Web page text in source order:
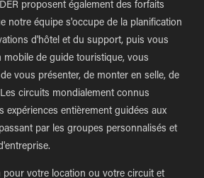
proposent également des forfaits
notre équipe s'occupe de la planification
d'hôtel et du support, puis vous
de guide touristique, vous
vous présenter, de monter en selle, de
circuits mondialement connus
expériences entièrement guidées aux
par les groupes personnalisés et
pour votre location ou votre circuit et